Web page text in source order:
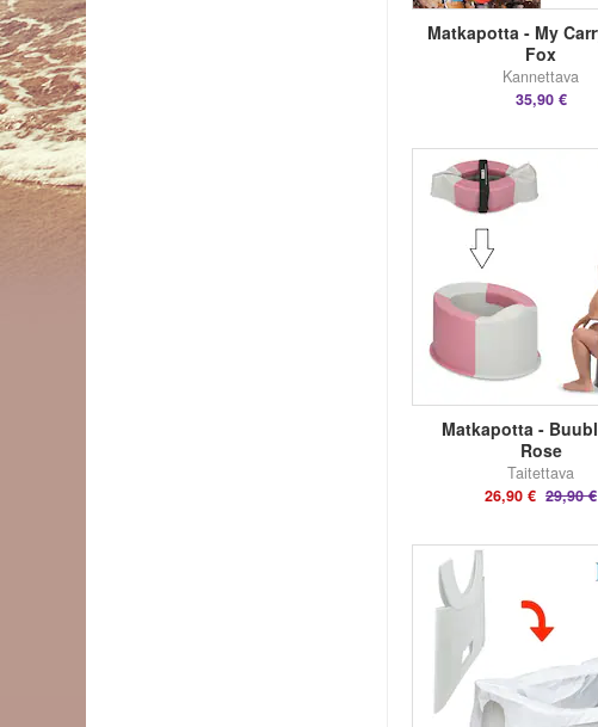
Matkapotta - My
Fox
Kannettava
35,90 €
Matkapotta -
Rose
Taitettava
26,90 € 29,90 €